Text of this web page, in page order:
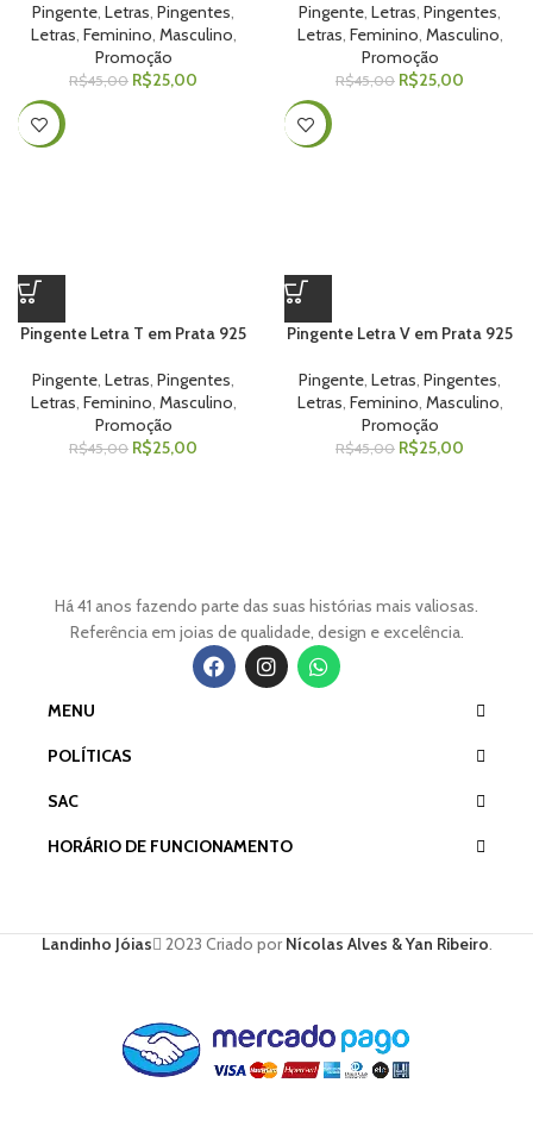
Pingente, Letras, Pingentes,
Letras, Feminino, Masculino,
Promoção
R$45,00 R$25,00
Pingente, Letras, Pingentes,
Letras, Feminino, Masculino,
Promoção
R$45,00 R$25,00
-44%
Pingente Letra T em Prata 925
Pingente, Letras, Pingentes,
Letras, Feminino, Masculino,
Promoção
R$45,00 R$25,00
-44%
Pingente Letra V em Prata 925
Pingente, Letras, Pingentes,
Letras, Feminino, Masculino,
Promoção
R$45,00 R$25,00
Há 41 anos fazendo parte das suas histórias mais valiosas.
Referência em joias de qualidade, design e excelência.
MENU
POLÍTICAS
SAC
HORÁRIO DE FUNCIONAMENTO
Landinho Jóias 2023 Criado porNícolas Alves & Yan Ribeiro.